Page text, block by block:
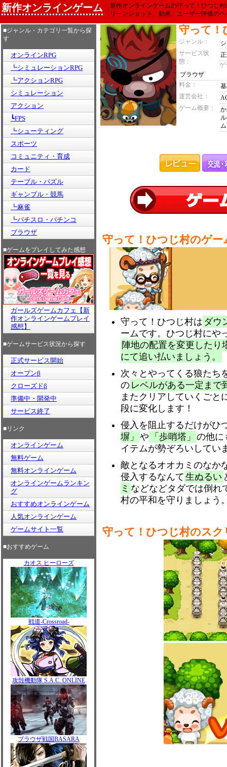
新作オンラインゲーム
新作オンラインゲームの守って！ひつじ
リーンショット、動画、ユーザー評価の
■ジャンル・カテゴリ一覧から探
す
オンラインRPG
┗シミュレーションRPG
┗アクションRPG
シミュレーション
アクション
┗FPS
┗シューティング
スポーツ
コミュニティ・育成
カード
テーブル・パズル
ギャンブル・競馬
┗麻雀
┗パチスロ・パチンコ
ブラウザ
■ゲームをプレイしてみた感想
ガールズゲームカフェ【新
作オンラインゲームプレイ
感想】
■ゲームサービス状況から探す
正式サービス開始
オープンβ
クローズドβ
準備中・開発中
サービス終了
■リンク
オンラインゲーム
無料ゲーム
無料オンラインゲーム
オンラインゲームランキン
グ
おすすめオンラインゲーム
人気オンラインゲーム
ゲームサイト一覧
■おすすめゲーム
カオス ヒーローズ
戦道-Crossroad-
攻殻機動隊 S.A.C. ONLINE
ブラウザ戦国BASARA
守って！
ジャンル：
サービス状
態：
ゲ
ブラウザ
料金：
運営会社：
ゲーム概要：
ム
守って！ひつじ村のゲー
守って！ひつじ村は ダウ
ームです。ひつじ村にや
陣地の配置を変更したり
にて追い払いましょう。
次々とやってくる狼たち
の レベルがある一定まで
またクリアしていくごと
段に変化します！
侵入を阻止するだけがひ
塀」 や 「歩哨塔」 の他に
イテムが勢ぞろいしてい
敵となるオオカミのなか
侵入するなんて 生ぬるい
ミ などなどタダでは倒れ
村の平和を守りましょう
守って！ひつじ村のス